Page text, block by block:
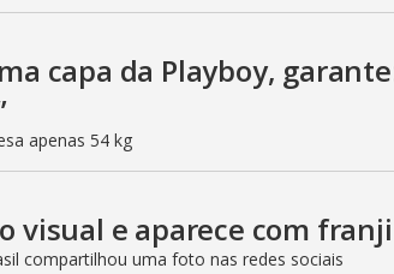
capa da Playboy,
apenas 54 kg
visual e aparece com
compartilhou uma foto nas redes sociais